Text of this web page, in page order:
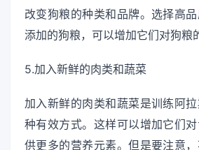
改变狗粮的种类和品牌。选择高
添加的狗粮，可以增加它们对狗粮
5.加入新鲜的肉类和蔬菜
加入新鲜的肉类和蔬菜是训练阿
种有效方式。这样可以增加它们
供更多的营养元素。但是要注意